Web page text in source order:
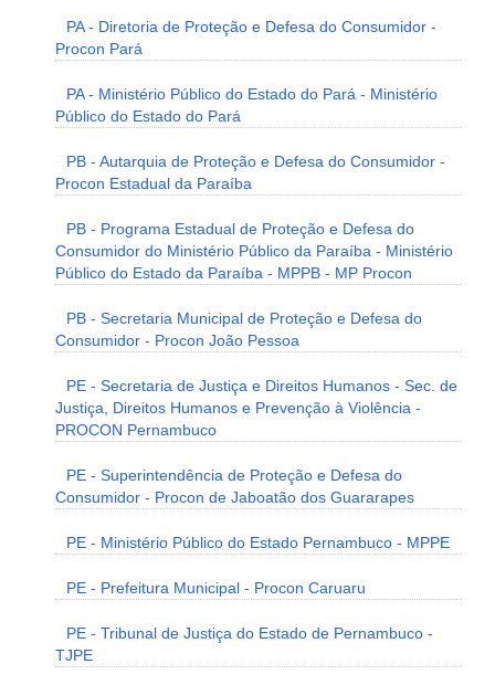
PA - Diretoria de Proteção e Defesa do Consumidor -
Procon Pará
PA - Ministério Público do Estado do Pará - Ministério
Público do Estado do Pará
PB - Autarquia de Proteção e Defesa do Consumidor -
Procon Estadual da Paraíba
PB - Programa Estadual de Proteção e Defesa do
Consumidor do Ministério Público da Paraíba - Ministério
Público do Estado da Paraíba - MPPB - MP Procon
PB - Secretaria Municipal de Proteção e Defesa do
Consumidor - Procon João Pessoa
PE - Secretaria de Justiça e Direitos Humanos - Sec. de
Justiça, Direitos Humanos e Prevenção à Violência -
PROCON Pernambuco
PE - Superintendência de Proteção e Defesa do
Consumidor - Procon de Jaboatão dos Guararapes
PE - Ministério Público do Estado Pernambuco - MPPE
PE - Prefeitura Municipal - Procon Caruaru
PE - Tribunal de Justiça do Estado de Pernambuco -
TJPE